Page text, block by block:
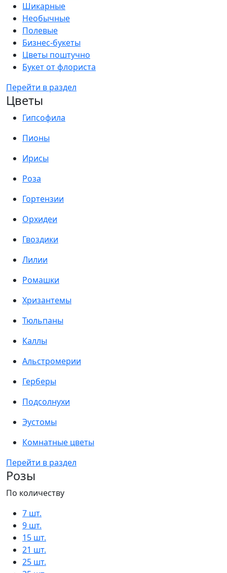
Шикарные
Необычные
Полевые
Бизнес-букеты
Цветы поштучно
Букет от флориста
Перейти в раздел
Цветы
Гипсофила
Пионы
Ирисы
Роза
Гортензии
Орхидеи
Гвоздики
Лилии
Ромашки
Хризантемы
Тюльпаны
Каллы
Альстромерии
Герберы
Подсолнухи
Эустомы
Комнатные цветы
Перейти в раздел
Розы
По количеству
7 шт.
9 шт.
15 шт.
21 шт.
25 шт.